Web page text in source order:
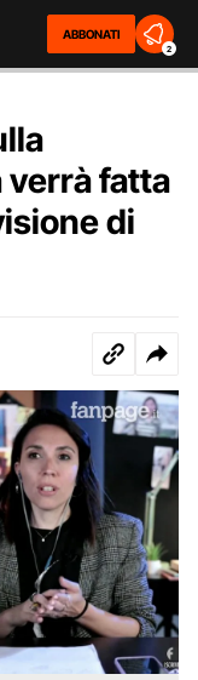
ABBONATI
2
verrà fatta
di